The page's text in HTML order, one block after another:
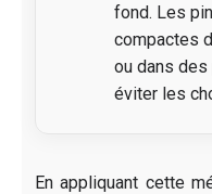
fond. Les
compactes
ou dans
éviter les
En appliquant cette